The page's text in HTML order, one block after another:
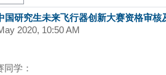
国研究生未来飞行器创新大赛资格审
2020, 10:50 AM
学：